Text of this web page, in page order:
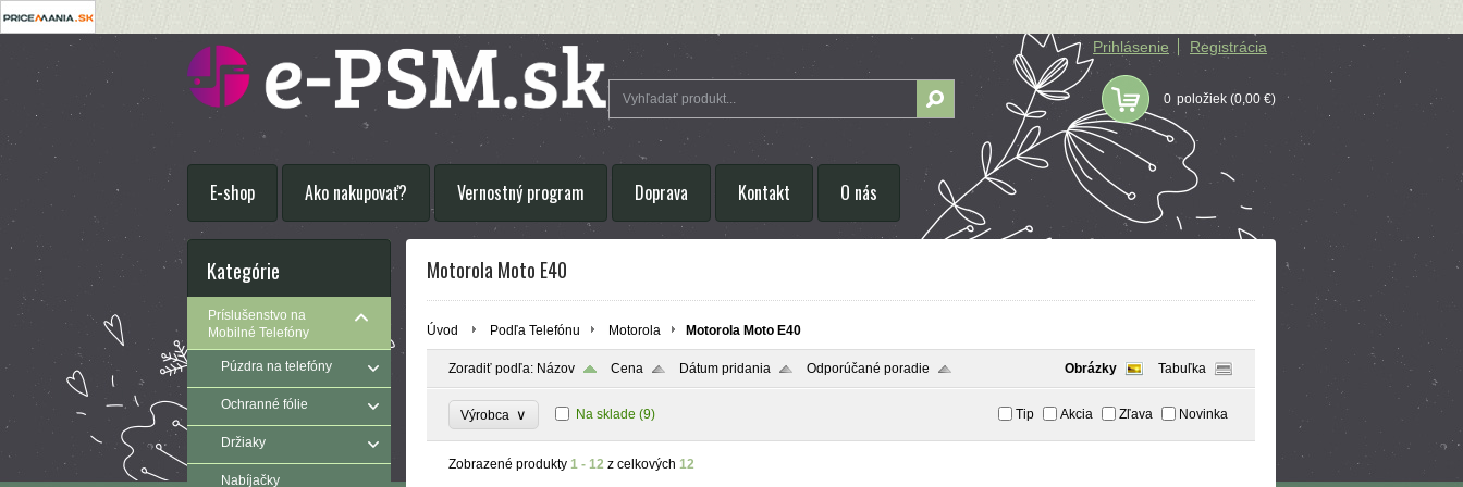
Prihlásenie Registrácia
0 položiek (0,00 €)
E-shop Ako nakupovať? Vernostný program Doprava Kontakt O nás
Kategórie
Príslušenstvo na
Mobilné Telefóny
Púzdra na telefóny
Ochranné fólie
Držiaky
Nabíjačky
Motorola Moto E40
Úvod Podľa Telefónu Motorola Motorola Moto E40
Zoradiť podľa: Názov Cena Dátum pridania Odporúčané poradie Obrázky Tabuľka
Výrobca ∨ Na sklade (9) Tip Akcia Zľava Novinka
Zobrazené produkty 1 - 12 z celkových 12